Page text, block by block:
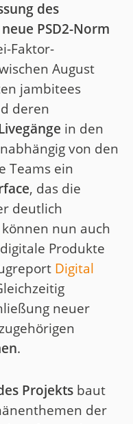
des
PSD2-Norm
Faktor-
August
jambitees
deren
in den
von den
Teams ein
, das die
deutlich
nun auch
Produkte
Digital
neuer
.
Projekts baut
der